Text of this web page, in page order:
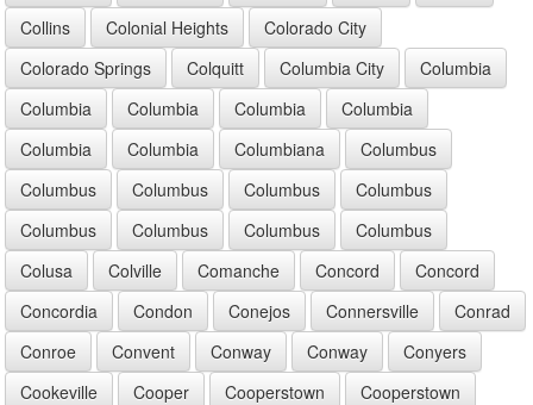
Collins
Colonial Heights
Colorado City
Colorado Springs
Colquitt Columbia City
Columbia
Columbia
Columbia Columbia
Columbia
Columbia
Columbia Columbiana
Columbus
Columbus
Columbus Columbus
Columbus
Columbus
Columbus Columbus
Columbus
Colusa
Colville Comanche Concord
Concord
Concordia
Condon Conejos Connersville
Conrad
Conroe
Convent Conway Conway
Conyers
Cookeville
Cooper Cooperstown
Cooperstown